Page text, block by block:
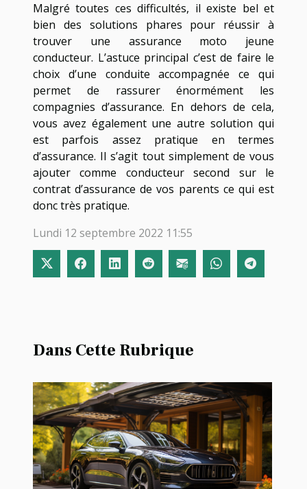
Malgré toutes ces difficultés, il existe bel et
bien des solutions phares pour réussir à
trouver une assurance moto jeune
conducteur. L’astuce principal c’est de faire le
choix d’une conduite accompagnée ce qui
permet de rassurer énormément les
compagnies d’assurance. En dehors de cela,
vous avez également une autre solution qui
est parfois assez pratique en termes
d’assurance. Il s’agit tout simplement de vous
ajouter comme conducteur second sur le
contrat d’assurance de vos parents ce qui est
donc très pratique.
Lundi 12 septembre 2022 11:55
Dans Cette Rubrique